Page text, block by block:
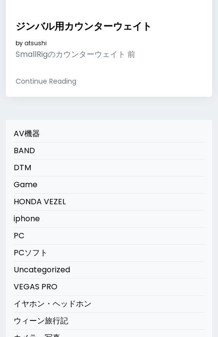
ジンバル用カウンターウェイト
byatsushi
SmallRigのカウンターウェイト 前
Continue Reading
AV機器
BAND
DTM
Game
HONDA VEZEL
iphone
PC
PCソフト
Uncategorized
VEGAS PRO
イヤホン・ヘッドホン
ウィーン旅行記